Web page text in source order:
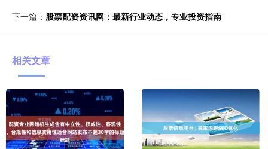
下一篇： 股票配资资讯网：最新行业动态，专业投资指南
相关文章